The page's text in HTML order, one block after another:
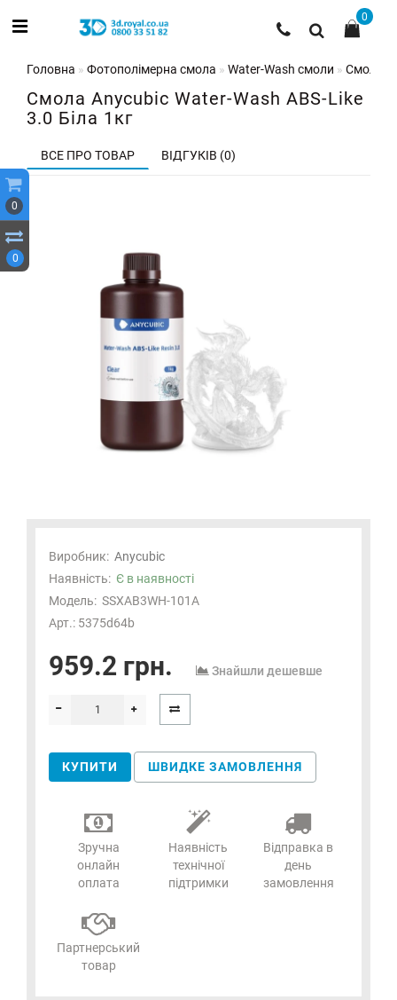
0
0
0
Головна Фотополімерна смола Water-Wash смоли Смола
Смола Anycubic Water-Wash ABS-Like
3.0 Біла 1кг
ВСЕ ПРО ТОВАР ВІДГУКІВ (0)
Виробник: Anycubic
Наявність: Є в наявності
Модель: SSXAB3WH-101A
Арт.: 5375d64b
959.2 грн. Знайшли дешевше
КУПИТИ ШВИДКЕ ЗАМОВЛЕННЯ
Зручна
онлайн
оплата
Наявність
технічної
підтримки
Відправка в
день
замовлення
Партнерський
товар